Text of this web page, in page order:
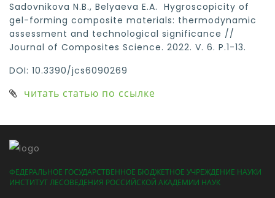
Sadovnikova N.B., Belyaeva E.A. Hygroscopicity of
gel-forming composite materials: thermodynamic
assessment and technological significance //
Journal of Composites Science. 2022. V. 6. P.1-13.
DOI: 10.3390/jcs6090269
читать статью по ссылке
ФЕДЕРАЛЬНОЕ ГОСУДАРСТВЕННОЕ БЮДЖЕТНОЕ УЧРЕЖДЕНИЕ НАУКИ
ИНСТИТУТ ЛЕСОВЕДЕНИЯ РОССИЙСКОЙ АКАДЕМИИ НАУК